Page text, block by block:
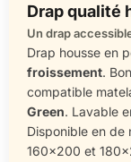
Drap qualité
Un drap
Drap housse en
froissement.
compatible
Green. Lavable
Disponible en de
160×200 et